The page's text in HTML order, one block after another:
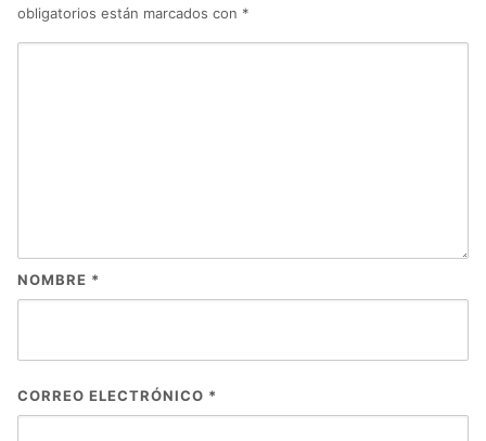
obligatorios están marcados con *
NOMBRE *
CORREO ELECTRÓNICO *